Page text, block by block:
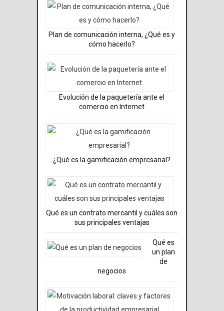
Plan de comunicación interna, ¿Qué es y
cómo hacerlo?
Evolución de la paquetería ante el
comercio en Internet
¿Qué es la gamificación empresarial?
Qué es un contrato mercantil y cuáles son
sus principales ventajas
Qué es
un plan
de
negocios